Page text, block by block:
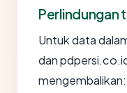
Perlindungan
Untuk data
dan